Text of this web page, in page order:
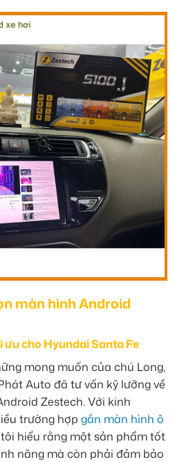
màn hình Android
ưu cho Hyundai Santa Fe
mong muốn của chú Long,
Auto đã tư vấn kỹ lưỡng về
Zestech. Với kinh
trường hợp gắn màn hình ô
hiểu rằng một sản phẩm tốt
năng mà còn phải đảm bảo